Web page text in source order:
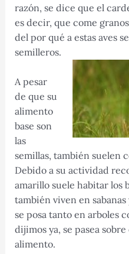
razón, se dice que el
es decir, que come
del por qué a estas aves
semilleros.
A pesar
de que su
alimento
base son
las
semillas, también suelen
Debido a su actividad
amarillo suele habitar los
también viven en
se posa tanto en arboles
dijimos ya, se pasea
alimento.